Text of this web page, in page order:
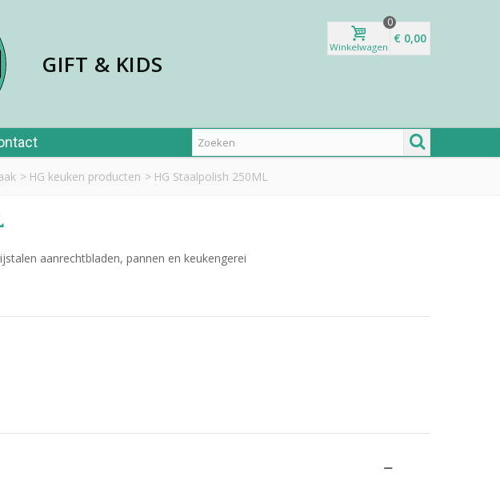
GIFT & KIDS
Winkelwagen
0
€ 0,00
> HG keuken producten > HG Staalpolish 250ML
aanrechtbladen, pannen en keukengerei